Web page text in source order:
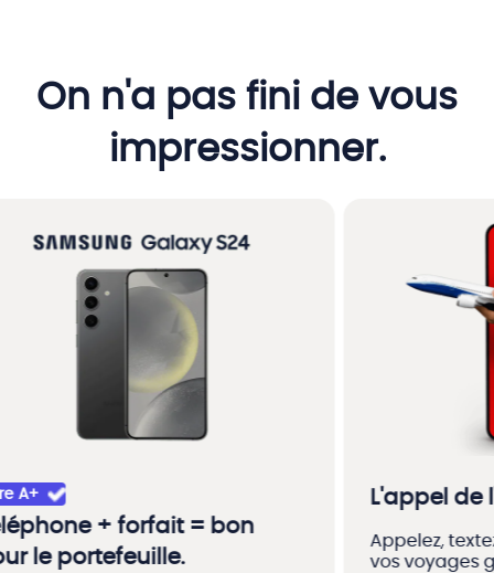
On n'a pas fini de vous
impressionner.
Appelez, textez et partagez pendant
vos voyages grâce à un Passeport